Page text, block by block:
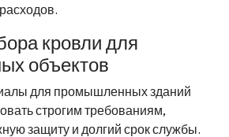
кровли для
объектов
для промышленных зданий
строгим требованиям,
защиту и долгий срок службы.